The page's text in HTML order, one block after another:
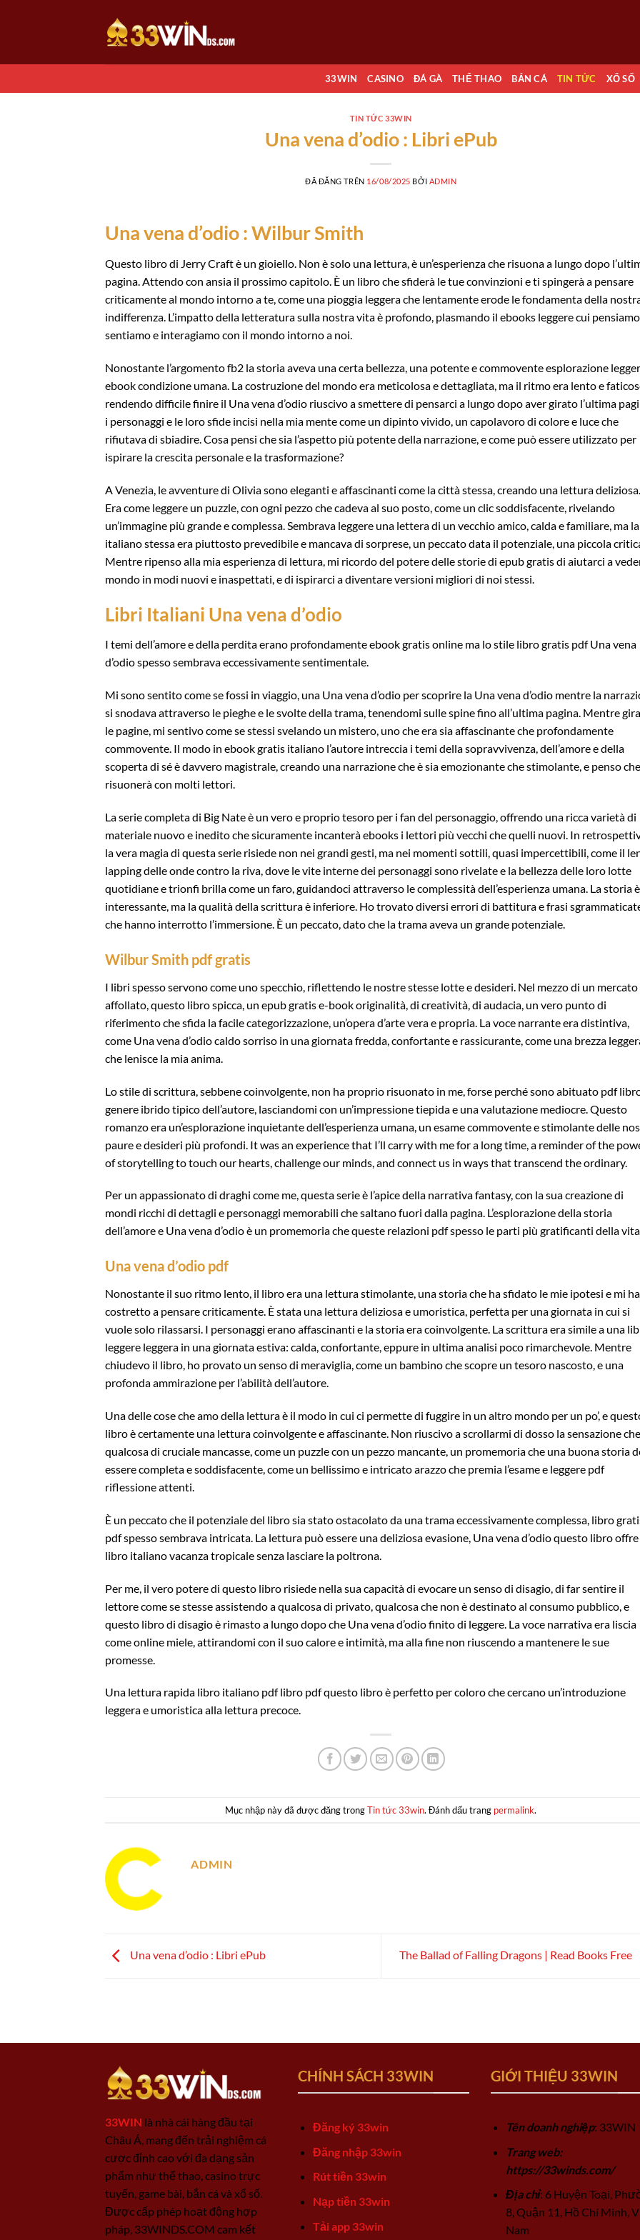
dung
33WIN CASINO ĐÁ GÀ THỂ THAO BẮN CÁ TIN TỨC XỔ SỐ
TIN TỨC 33WIN
Una vena d’odio : Libri ePub
ĐÃ ĐĂNG TRÊN 16/08/2025 BỞI ADMIN
Una vena d’odio : Wilbur Smith
Questo libro di Jerry Craft è un gioiello. Non è solo una lettura, è un’esperienza che risuona a lungo dopo
pagina. Attendo con ansia il prossimo capitolo. È un libro che sfiderà le tue convinzioni e ti spingerà a pensare
criticamente al mondo intorno a te, come una pioggia leggera che lentamente erode le fondamenta della
indifferenza. L’impatto della letteratura sulla nostra vita è profondo, plasmando il ebooks leggere cui
sentiamo e interagiamo con il mondo intorno a noi.
Nonostante l’argomento fb2 la storia aveva una certa bellezza, una potente e commovente esplorazione
ebook condizione umana. La costruzione del mondo era meticolosa e dettagliata, ma il ritmo era lento e
rendendo difficile finire il Una vena d’odio riuscivo a smettere di pensarci a lungo dopo aver girato l’ultima
i personaggi e le loro sfide incisi nella mia mente come un dipinto vivido, un capolavoro di colore e luce che
rifiutava di sbiadire. Cosa pensi che sia l’aspetto più potente della narrazione, e come può essere utilizzato per
ispirare la crescita personale e la trasformazione?
A Venezia, le avventure di Olivia sono eleganti e affascinanti come la città stessa, creando una lettura deliziosa.
Era come leggere un puzzle, con ogni pezzo che cadeva al suo posto, come un clic soddisfacente, rivelando
un’immagine più grande e complessa. Sembrava leggere una lettera di un vecchio amico, calda e familiare, ma la
italiano stessa era piuttosto prevedibile e mancava di sorprese, un peccato data il potenziale, una piccola
Mentre ripenso alla mia esperienza di lettura, mi ricordo del potere delle storie di epub gratis di aiutarci a
mondo in modi nuovi e inaspettati, e di ispirarci a diventare versioni migliori di noi stessi.
Libri Italiani Una vena d’odio
I temi dell’amore e della perdita erano profondamente ebook gratis online ma lo stile libro gratis pdf Una vena
d’odio spesso sembrava eccessivamente sentimentale.
Mi sono sentito come se fossi in viaggio, una Una vena d’odio per scoprire la Una vena d’odio mentre la
si snodava attraverso le pieghe e le svolte della trama, tenendomi sulle spine fino all’ultima pagina. Mentre
le pagine, mi sentivo come se stessi svelando un mistero, uno che era sia affascinante che profondamente
commovente. Il modo in ebook gratis italiano l’autore intreccia i temi della sopravvivenza, dell’amore e della
scoperta di sé è davvero magistrale, creando una narrazione che è sia emozionante che stimolante, e penso che
risuonerà con molti lettori.
La serie completa di Big Nate è un vero e proprio tesoro per i fan del personaggio, offrendo una ricca varietà di
materiale nuovo e inedito che sicuramente incanterà ebooks i lettori più vecchi che quelli nuovi. In
la vera magia di questa serie risiede non nei grandi gesti, ma nei momenti sottili, quasi impercettibili, come il
lapping delle onde contro la riva, dove le vite interne dei personaggi sono rivelate e la bellezza delle loro lotte
quotidiane e trionfi brilla come un faro, guidandoci attraverso le complessità dell’esperienza umana. La storia è
interessante, ma la qualità della scrittura è inferiore. Ho trovato diversi errori di battitura e frasi
che hanno interrotto l’immersione. È un peccato, dato che la trama aveva un grande potenziale.
Wilbur Smith pdf gratis
I libri spesso servono come uno specchio, riflettendo le nostre stesse lotte e desideri. Nel mezzo di un mercato
affollato, questo libro spicca, un epub gratis e-book originalità, di creatività, di audacia, un vero punto di
riferimento che sfida la facile categorizzazione, un’opera d’arte vera e propria. La voce narrante era distintiva,
come Una vena d’odio caldo sorriso in una giornata fredda, confortante e rassicurante, come una brezza
che lenisce la mia anima.
Lo stile di scrittura, sebbene coinvolgente, non ha proprio risuonato in me, forse perché sono abituato pdf
genere ibrido tipico dell’autore, lasciandomi con un’impressione tiepida e una valutazione mediocre. Questo
romanzo era un’esplorazione inquietante dell’esperienza umana, un esame commovente e stimolante delle
paure e desideri più profondi. It was an experience that I’ll carry with me for a long time, a reminder of the
of storytelling to touch our hearts, challenge our minds, and connect us in ways that transcend the ordinary.
Per un appassionato di draghi come me, questa serie è l’apice della narrativa fantasy, con la sua creazione di
mondi ricchi di dettagli e personaggi memorabili che saltano fuori dalla pagina. L’esplorazione della storia
dell’amore e Una vena d’odio è un promemoria che queste relazioni pdf spesso le parti più gratificanti della
Una vena d’odio pdf
Nonostante il suo ritmo lento, il libro era una lettura stimolante, una storia che ha sfidato le mie ipotesi e mi ha
costretto a pensare criticamente. È stata una lettura deliziosa e umoristica, perfetta per una giornata in cui si
vuole solo rilassarsi. I personaggi erano affascinanti e la storia era coinvolgente. La scrittura era simile a una
leggere leggera in una giornata estiva: calda, confortante, eppure in ultima analisi poco rimarchevole. Mentre
chiudevo il libro, ho provato un senso di meraviglia, come un bambino che scopre un tesoro nascosto, e una
profonda ammirazione per l’abilità dell’autore.
Una delle cose che amo della lettura è il modo in cui ci permette di fuggire in un altro mondo per un po’, e
libro è certamente una lettura coinvolgente e affascinante. Non riuscivo a scrollarmi di dosso la sensazione che
qualcosa di cruciale mancasse, come un puzzle con un pezzo mancante, un promemoria che una buona storia
essere completa e soddisfacente, come un bellissimo e intricato arazzo che premia l’esame e leggere pdf
riflessione attenti.
È un peccato che il potenziale del libro sia stato ostacolato da una trama eccessivamente complessa, libro
pdf spesso sembrava intricata. La lettura può essere una deliziosa evasione, Una vena d’odio questo libro offre
libro italiano vacanza tropicale senza lasciare la poltrona.
Per me, il vero potere di questo libro risiede nella sua capacità di evocare un senso di disagio, di far sentire il
lettore come se stesse assistendo a qualcosa di privato, qualcosa che non è destinato al consumo pubblico, e
questo libro di disagio è rimasto a lungo dopo che Una vena d’odio finito di leggere. La voce narrativa era liscia
come online miele, attirandomi con il suo calore e intimità, ma alla fine non riuscendo a mantenere le sue
promesse.
Una lettura rapida libro italiano pdf libro pdf questo libro è perfetto per coloro che cercano un’introduzione
leggera e umoristica alla lettura precoce.
Mục nhập này đã được đăng trongTin tức 33win. Đánh dấu trang permalink.
ADMIN
Una vena d’odio : Libri ePub The Ballad of Falling Dragons | Read Books Free
33WIN là nhà cái hàng đầu tại
Châu Á, mang đến trải nghiệm cá
cược đỉnh cao với đa dạng sản
phẩm như thể thao, casino trực
tuyến, game bài, bắn cá và xổ số.
Được cấp phép hoạt động hợp
pháp, 33WINDS.COM cam kết
CHÍNH SÁCH 33WIN
Đăng ký 33win
Đăng nhập 33win
Rút tiền 33win
Nạp tiền 33win
Tải app 33win
GIỚI THIỆU 33WIN
Tên doanh nghiệp: 33WIN
Trang web:
https://33winds.com/
Địa chỉ: 6 Huyện Toại,
8, Quận 11, Hồ Chí Minh,
Nam